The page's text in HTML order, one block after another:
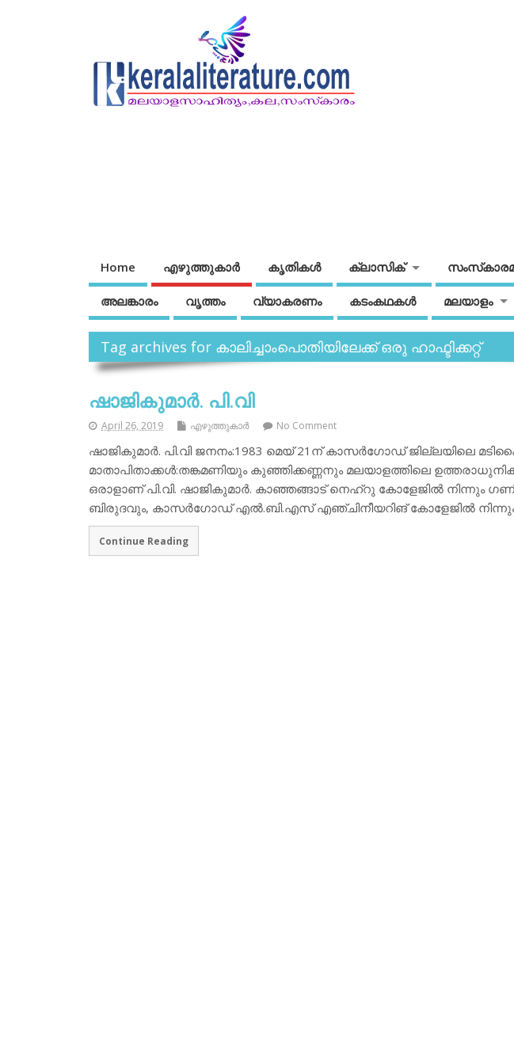
Home എഴുത്തുകാര്‍ കൃതികൾ ക്ലാസിക്
അലങ്കാരം വൃത്തം വ്യാകരണം കടംകഥകള്‍ മലയാളം
Tag archives for കാലിച്ചാംപൊതിയിലേക്ക് ഒരു ഹാഫ്ടിക്കറ്റ്
ഷാജികുമാര്‍. പി.വി
April 26, 2019 എഴുത്തുകാര്‍ No Comment
ഷാജികുമാര്‍. പി.വി ജനനം:1983 മെയ് 21ന് കാസര്‍ഗോഡ് ജില്ലയിലെ
മാതാപിതാക്കള്‍:തങ്കമണിയും കുഞ്ഞിക്കണ്ണനും മലയാളത്തിലെ
ഒരാളാണ് പി.വി. ഷാജികുമാര്‍. കാഞ്ഞങ്ങാട് നെഹ്‌റു കോളേജില്‍ നിന്നും
ബിരുദവും, കാസര്‍ഗോഡ് എല്‍.ബി.എസ് എഞ്ചിനീയറിങ് കോളേജില്‍
Continue Reading